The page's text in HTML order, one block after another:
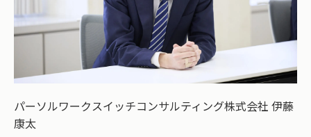
パーソルワークスイッチコンサルティング株式会社 伊藤
康太